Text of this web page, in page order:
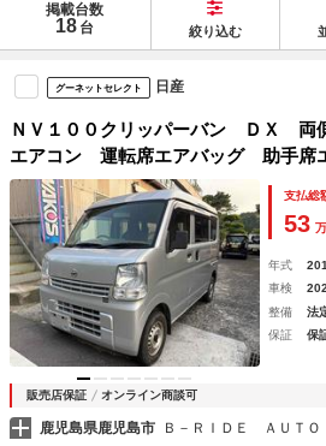
掲載台数
18 台 絞り込む
グーネットセレクト 日産
ＮＶ１００クリッパーバン ＤＸ
エアコン 運転席エアバッグ 助手席
支払総
53
年式
車検
整備
法
保証
保
販売店保証 オンライン商談可
鹿児島県鹿児島市 Ｂ－ＲＩＤＥ ＡＵＴＯ